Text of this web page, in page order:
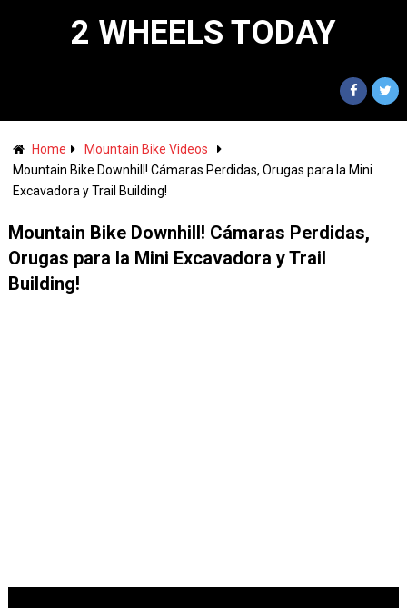
2 WHEELS TODAY
Home
Mountain Bike Videos
Mountain Bike Downhill! Cámaras Perdidas, Orugas para la Mini
Excavadora y Trail Building!
Mountain Bike Downhill! Cámaras Perdidas,
Orugas para la Mini Excavadora y Trail
Building!